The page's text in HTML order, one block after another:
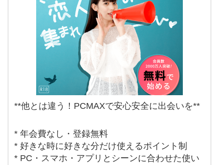
**他とは違う！PCMAXで安心安全に出会いを**
* 年会費なし・登録無料
* 好きな時に好きな分だけ使えるポイント制
* PC・スマホ・アプリとシーンに合わせた使い